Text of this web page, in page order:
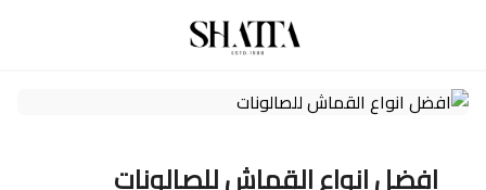
افضل انواع القماش للصالونات